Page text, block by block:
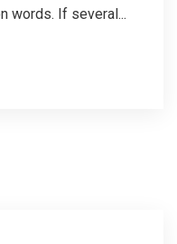
words. If several...